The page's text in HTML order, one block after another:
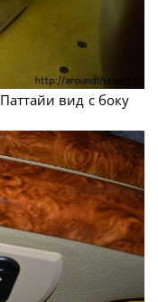
вид с боку